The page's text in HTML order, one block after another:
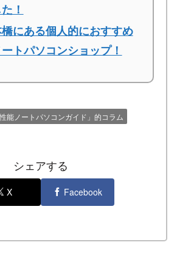
！
にある個人的におすすめ
トパソコンショップ！
能ノートパソコンガイド」的コラム
シェアする
X Facebook